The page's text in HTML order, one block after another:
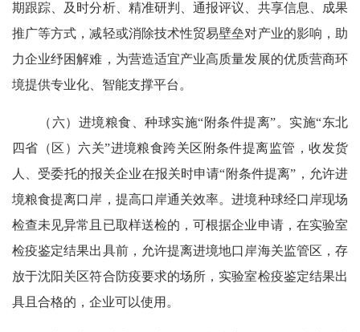
期跟踪、及时分析、精准研判、通报评议、共享信息、成果
推广等方式，减轻或消除技术性贸易壁垒对产业的影响，助
力企业纾困解难，为营造适宜产业高质量发展的优质营商环
境提供专业化、智能支撑平台。
（六）进境粮食、种球实施“附条件提离”。实施“东北
四省（区）六关”进境粮食跨关区附条件提离监管，收发货
人、受委托的报关企业在报关时申请“附条件提离”，允许进
境粮食提离口岸，提高口岸通关效率。进境种球经口岸现场
检查未见异常且已取样送检的，可根据企业申请，在实验室
检疫鉴定结果出具前，允许提离进境地口岸海关监管区，存
放于沈阳关区符合防疫要求的场所，实验室检疫鉴定结果出
具且合格的，企业可以使用。